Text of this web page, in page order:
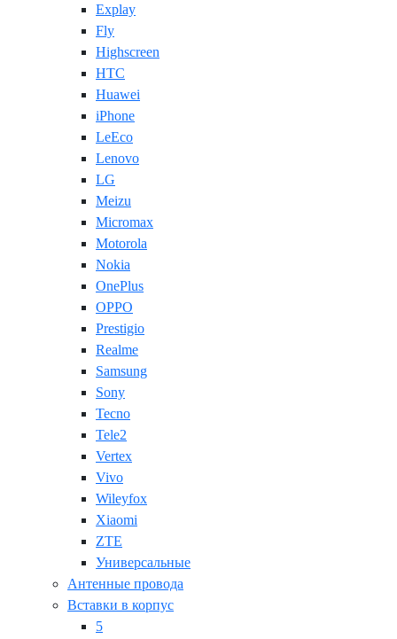
Explay
Fly
Highscreen
HTC
Huawei
iPhone
LeEco
Lenovo
LG
Meizu
Micromax
Motorola
Nokia
OnePlus
OPPO
Prestigio
Realme
Samsung
Sony
Tecno
Tele2
Vertex
Vivo
Wileyfox
Xiaomi
ZTE
Универсальные
Антенные провода
Вставки в корпус
5